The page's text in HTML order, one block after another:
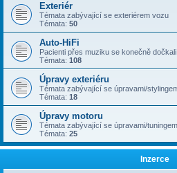
Exteriér
Témata zabývající se exteriérem vozu
Témata: 50
Auto-HiFi
Pacienti přes muziku se konečně dočkali
Témata: 108
Úpravy exteriéru
Témata zabývající se úpravami/
Témata: 18
Úpravy motoru
Témata zabývající se úpravami/
Témata: 25
Inzerce